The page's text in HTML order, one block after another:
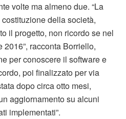
volte ma almeno due. “La
della società,
il progetto, non ricordo se nel
racconta Borriello,
per conoscere il software e
poi finalizzato per via
dopo circa otto mesi,
aggiornamento su alcuni
implementati”.